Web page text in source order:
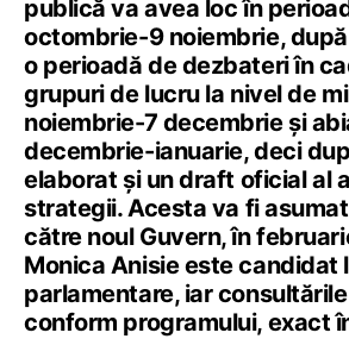
publică va avea loc în
octombrie-9 noiembrie,
o perioadă de dezbateri în
grupuri de lucru la nivel de
noiembrie-7 decembrie și
decembrie-ianuarie, deci
elaborat și un draft oficial al
strategii. Acesta va fi
către noul Guvern, în
Monica Anisie este candidat
parlamentare, iar
conform programului, exact